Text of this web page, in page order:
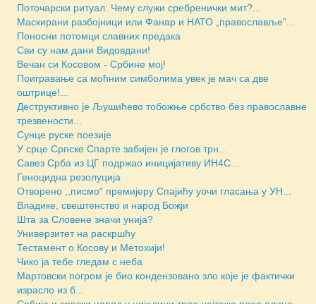
Поточарски ритуал: Чему служи сребренички мит?...
Маскирани разбојници или Фанар и НАТО „православље”...
Поносни потомци славних предака
Сви су нам дани Видовдани!
Вечан си Косовом - Србине мој!
Поигравање са моћним симболима увек је мач са две
оштрице!...
Деструктивно је Љушићево тобожње србство без православне
трезвености...
Сунце руске поезије
У срце Српске Спарте забијен је глогов трн...
Савез Срба из ЦГ подржао иницијативу ИН4С...
Геноцидна резолуција
Отворено ,,писмо“ премијеру Спајићу уочи гласања у УН...
Владике, свештенство и народ Божји
Шта за Словене значи унија?
Универзитет на раскршћу
Тестамент о Косову и Метохији!
Чико ја тебе гледам с неба
Мартовски погром је био кондензовано зло које је фактички
израсло из б...